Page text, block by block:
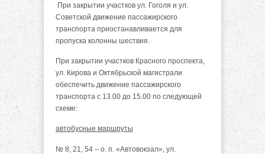
При закрытии участков ул. Гоголя и ул.
Советской движение пассажирского
транспорта приостанавливается для
пропуска колонны шествия.
При закрытии участков Красного проспекта,
ул. Кирова и Октябрьской магистрали
обеспечить движение пассажирского
транспорта с 13.00 до 15.00 по следующей
схеме:
автобусные маршруты
№ 8, 21, 54 – о. п. «Автовокзал», ул.